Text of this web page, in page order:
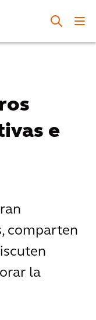
e
comparten
la